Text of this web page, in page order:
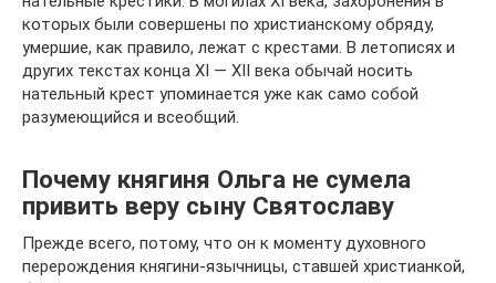
которых были совершены по христианскому обряду,
умершие, как правило, лежат с крестами. В летописях и
других текстах конца XI — XII века обычай носить
нательный крест упоминается уже как само собой
разумеющийся и всеобщий.
Почему княгиня Ольга не сумела
привить веру сыну Святославу
Прежде всего, потому, что он к моменту духовного
перерождения княгини-язычницы, ставшей христианкой,